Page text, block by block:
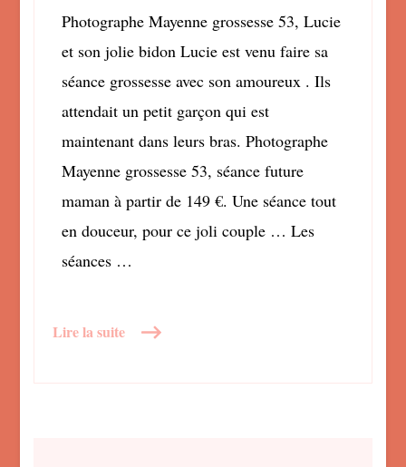
Photographe Mayenne grossesse 53, Lucie
et son jolie bidon Lucie est venu faire sa
séance grossesse avec son amoureux . Ils
attendait un petit garçon qui est
maintenant dans leurs bras. Photographe
Mayenne grossesse 53, séance future
maman à partir de 149 €. Une séance tout
en douceur, pour ce joli couple … Les
séances …
Lire la suite